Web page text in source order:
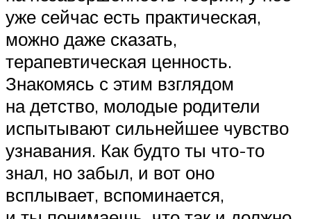
уже сейчас есть практическая,
можно даже сказать,
терапевтическая ценность.
Знакомясь с этим взглядом
на детство, молодые родители
испытывают сильнейшее чувство
узнавания. Как будто ты что-то
знал, но забыл, и вот оно
всплывает, вспоминается,